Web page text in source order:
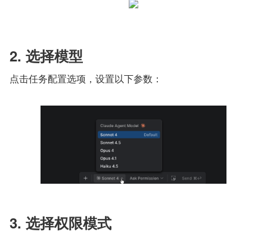
2. 选择模型
点击任务配置选项，设置以下参数：
3. 选择权限模式